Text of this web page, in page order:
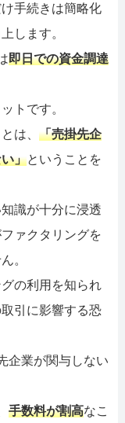
手続きは簡略化
します。
即日での資金調達
トです。
は、 「売掛先企
」ということを
識が十分に浸透
ァクタリングを
。
の利用を知られ
引に影響する恐
企業が関与しない
手数料が割高なこ